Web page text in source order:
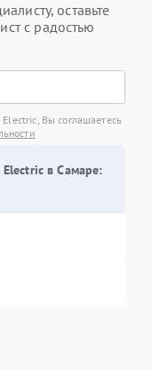
оставьте
с радостью
Вы соглашаетесь
Electric в Самаре: